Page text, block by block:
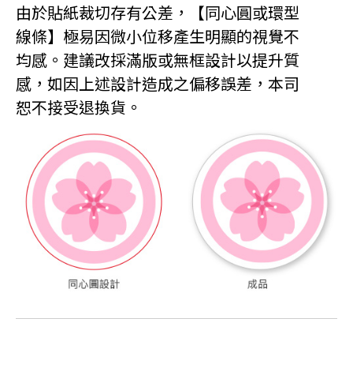
由於貼紙裁切存有公差，【同心圓或環型
線條】極易因微小位移產生明顯的視覺不
均感。建議改採滿版或無框設計以提升質
感，如因上述設計造成之偏移誤差，本司
恕不接受退換貨。